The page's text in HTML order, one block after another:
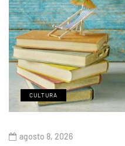
CULTURA
agosto 8, 2026